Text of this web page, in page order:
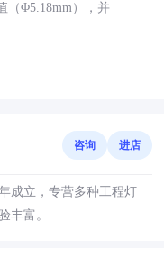
（Φ5.18mm），并
咨询 进店
成立，专营多种工程灯
丰富。